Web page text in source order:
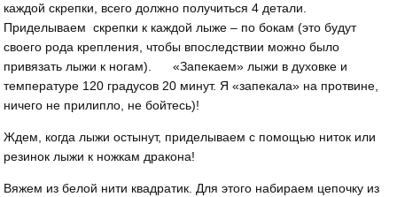
каждой скрепки, всего должно получиться 4 детали.
Приделываем скрепки к каждой лыже – по бокам (это будут
своего рода крепления, чтобы впоследствии можно было
привязать лыжи к ногам). «Запекаем» лыжи в духовке и
температуре 120 градусов 20 минут. Я «запекала» на протвине,
ничего не прилипло, не бойтесь)!
Ждем, когда лыжи остынут, приделываем с помощью ниток или
резинок лыжи к ножкам дракона!
Вяжем из белой нити квадратик. Для этого набираем цепочку из